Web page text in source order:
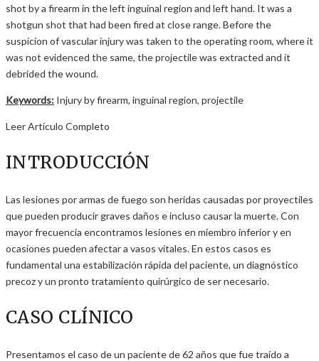
shot by a firearm in the left inguinal region and left hand. It was a
shotgun shot that had been fired at close range. Before the
suspicion of vascular injury was taken to the operating room, where it
was not evidenced the same, the projectile was extracted and it
debrided the wound.
Keywords: Injury by firearm, inguinal region, projectile
Leer Artículo Completo
INTRODUCCIÓN
Las lesiones por armas de fuego son heridas causadas por proyectiles
que pueden producir graves daños e incluso causar la muerte. Con
mayor frecuencia encontramos lesiones en miembro inferior y en
ocasiones pueden afectar a vasos vitales. En estos casos es
fundamental una estabilización rápida del paciente, un diagnóstico
precoz y un pronto tratamiento quirúrgico de ser necesario.
CASO CLÍNICO
Presentamos el caso de un paciente de 62 años que fue traído a